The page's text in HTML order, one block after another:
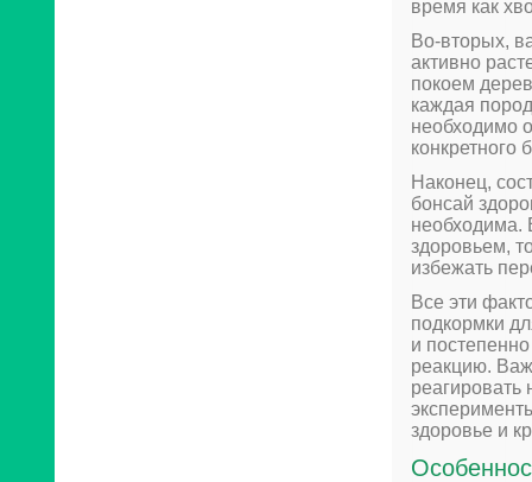
время как
Во-вторых,
активно
покоем
каждая
необходимо
конкретного
Наконец,
бонсай
необходима.
здоровьем,
избежать
Все эти
подкормки
и
реакцию.
здоровье и